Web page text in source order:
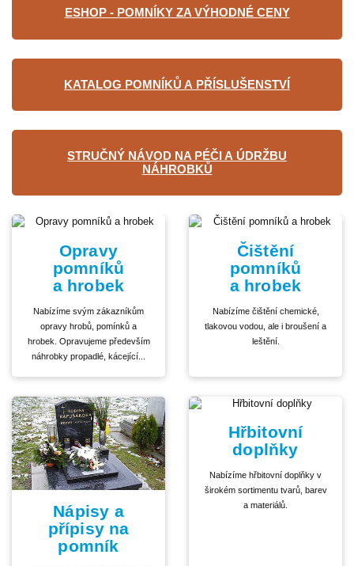
ESHOP - POMNÍKY ZA VÝHODNÉ CENY
KATALOG POMNÍKŮ A PŘÍSLUŠENSTVÍ
STRUČNÝ NÁVOD NA PÉČI A ÚDRŽBU
NÁHROBKŮ
Opravy
pomníků
a hrobek
Nabízíme svým zákazníkům
opravy hrobů, pomínků a
hrobek. Opravujeme především
náhrobky propadlé, kácející...
Čištění
pomníků
a hrobek
Nabízíme čištění chemické,
tlakovou vodou, ale i broušení a
leštění.
Nápisy a
přípisy na
pomník
Hřbitovní
doplňky
Nabízíme hřbitovní doplňky v
širokém sortimentu tvarů, barev
a materiálů.